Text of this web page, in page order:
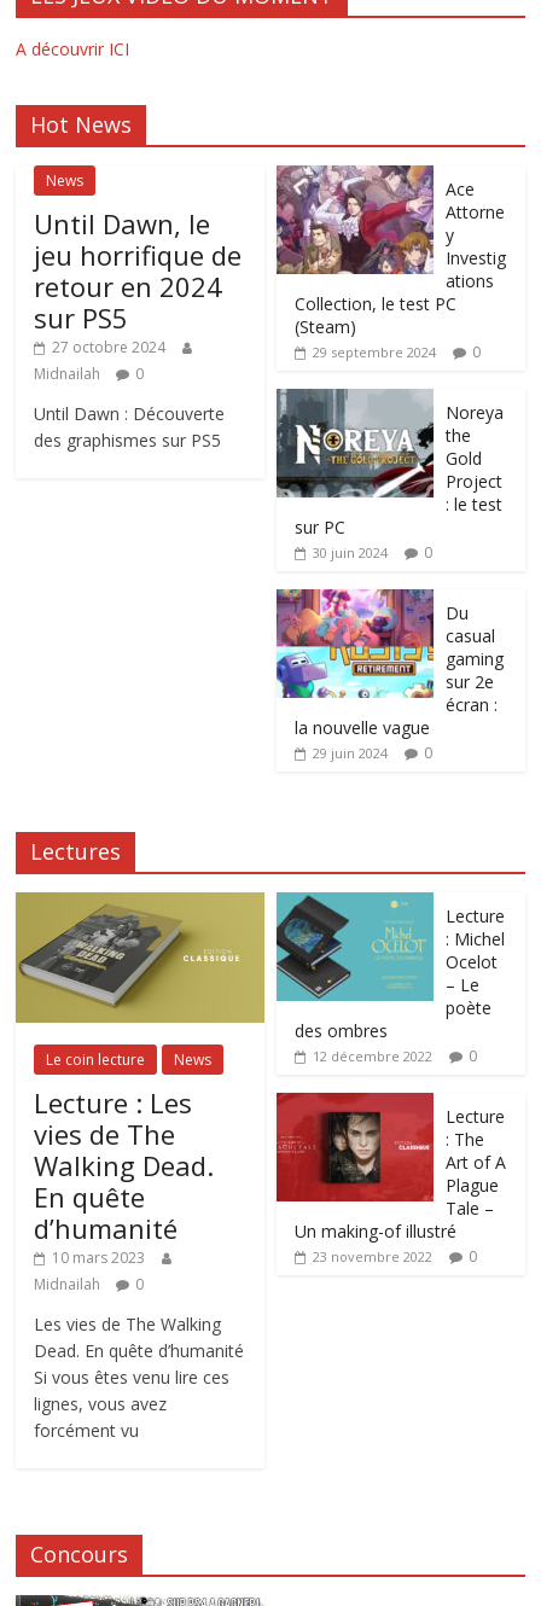
A découvrir ICI
Hot News
News
Until Dawn, le
jeu horrifique de
retour en 2024
sur PS5
27 octobre 2024
Midnailah
0
Until Dawn : Découverte
des graphismes sur PS5
Ace
Attorne
y
Investig
ations
Collection, le test PC
(Steam)
29 septembre 2024 0
Noreya
the
Gold
Project
: le test
sur PC
30 juin 2024 0
Du
casual
gaming
sur 2e
écran :
la nouvelle vague
29 juin 2024 0
Lectures
Le coin lecture News
Lecture : Les
vies de The
Walking Dead.
En quête
d’humanité
10 mars 2023
Midnailah
0
Les vies de The Walking
Dead. En quête d’humanité
Si vous êtes venu lire ces
lignes, vous avez
forcément vu
Lecture
: Michel
Ocelot
– Le
poète
des ombres
12 décembre 2022 0
Lecture
: The
Art of A
Plague
Tale –
Un making-of illustré
23 novembre 2022 0
Concours